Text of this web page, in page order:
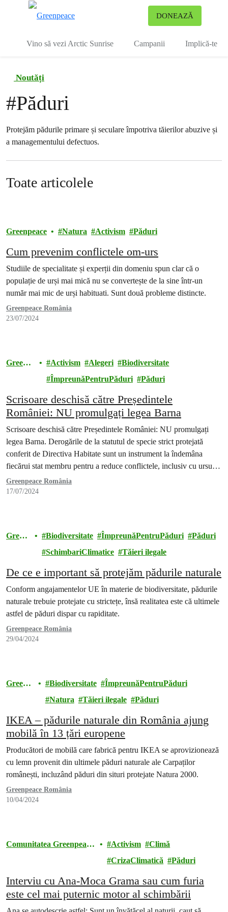
DONEAZĂ
Vino să vezi Arctic Sunrise Campanii Implică-te
Noutăți
#Păduri
Protejăm pădurile primare și seculare împotriva tăierilor abuzive și
a managementului defectuos.
Toate articolele
Greenpeace Natura Activism Păduri
Cum prevenim conflictele om-urs
Studiile de specialitate și experții din domeniu spun clar că o
populație de urși mai mică nu se convertește de la sine într-un
număr mai mic de urși habituati. Sunt două probleme distincte.
Greenpeace România
23/07/2024
Greenp
Activism Alegeri
Biodiversitate
ÎmpreunăPentruPăduri
Păduri
Scrisoare deschisă către Președintele
României: NU promulgați legea Barna
Scrisoare deschisă către Președintele României: NU promulgați
legea Barna. Derogările de la statutul de specie strict protejată
conferit de Directiva Habitate sunt un instrument la îndemâna
fiecărui stat membru pentru a reduce conflictele, inclusiv cu ursul
brun, însă, în România, cu toate că în ultimii ani s-au aprobat cote
de prevenție de câte 140 de…
Greenpeace România
17/07/2024
Green
Biodiversitate ÎmpreunăPentruPăduri
Păduri
SchimbariClimatice
Tăieri ilegale
De ce e important să protejăm pădurile naturale
Conform angajamentelor UE în materie de biodiversitate, pădurile
naturale trebuie protejate cu strictețe, însă realitatea este că ultimele
astfel de păduri dispar cu rapiditate.
Greenpeace România
29/04/2024
Greenp
Biodiversitate
ÎmpreunăPentruPăduri
Natura
Tăieri ilegale Păduri
IKEA – pădurile naturale din România ajung
mobilă în 13 țări europene
Producători de mobilă care fabrică pentru IKEA se aprovizionează
cu lemn provenit din ultimele păduri naturale ale Carpaților
românești, incluzând păduri din situri protejate Natura 2000.
Greenpeace România
10/04/2024
Comunitatea Greenpeace
Activism
Climă
CrizaClimatică
Păduri
Interviu cu Ana-Moca Grama sau cum furia
este cel mai puternic motor al schimbării